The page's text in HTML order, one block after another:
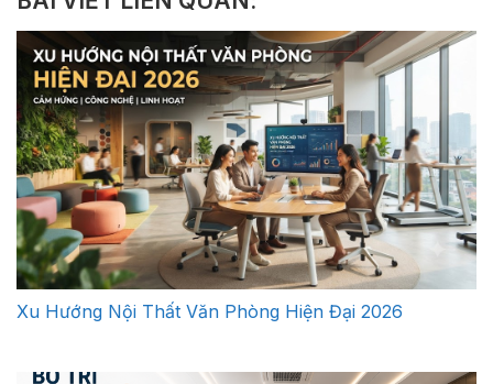
Xu Hướng Nội Thất Văn Phòng Hiện Đại 2026